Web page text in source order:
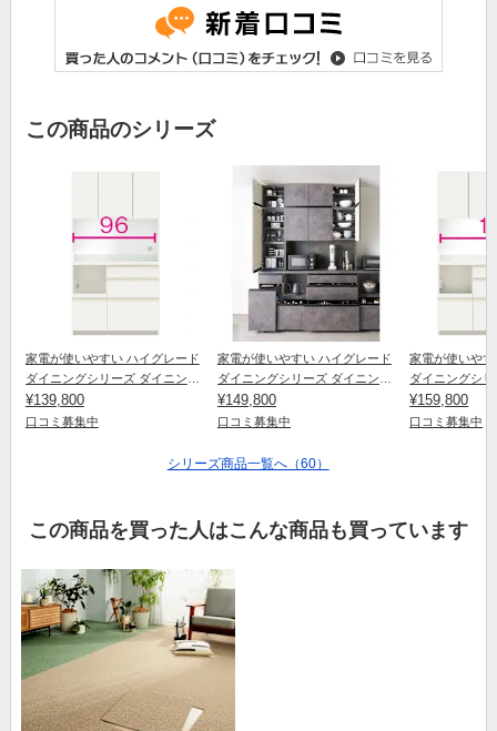
この商品のシリーズ
家電が使いやすい ハイグレード
ダイニングシリーズ ダイニング
ボード（高さ188.5cm） 幅
100cm 奥行45cm パモウナEMB-
¥139,800
口コミ募集中
家電が使いやすい ハイグレード
ダイニングシリーズ ダイニング
ボード（高さ188.5cm） 幅
120cm 奥行45cm パモウナ
¥149,800
口コミ募集中
家電が使いや
ダイニングシ
ボード（高さ
140cm 奥行
¥159,800
口コミ募集中
シリーズ商品一覧へ（60）
この商品を買った人はこんな商品も買っています